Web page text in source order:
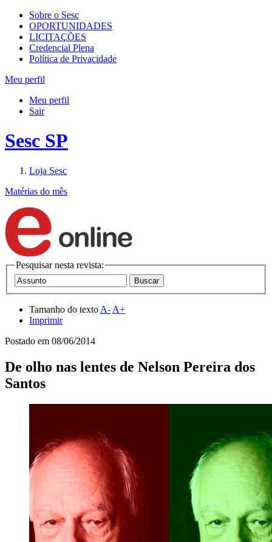
Sobre o Sesc
OPORTUNIDADES
LICITAÇÕES
Credencial Plena
Política de Privacidade
Meu perfil
Meu perfil
Sair
Sesc SP
Loja Sesc
Matérias do mês
Pesquisar nesta revista:
Tamanho do texto A- A+
Imprimir
Postado em 08/06/2014
De olho nas lentes de Nelson Pereira dos
Santos